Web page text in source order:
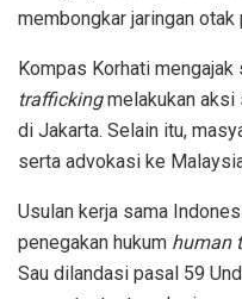
membongkar jaringan otak
Kompas Korhati
traffickingmelakukan aksi
di Jakarta. Selain itu,
serta advokasi ke
Usulan kerja sama
penegakan hukum human
Sau dilandasi pasal 59